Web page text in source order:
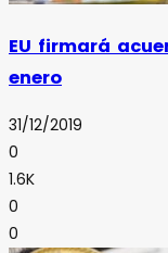
EU firmará
enero
31/12/2019
0
1.6K
0
0